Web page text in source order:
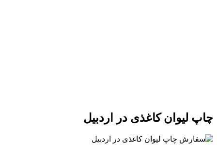
چاپ لیوان کاغذی در اردبیل